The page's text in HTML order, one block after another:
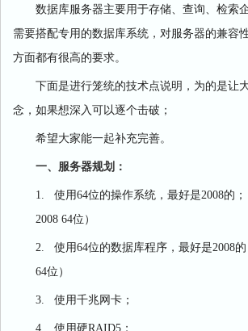
数据库服务器主要用于存储、查询、检索
需要搭配专用的数据库系统，对服务器的兼容
方面都有很高的要求。
下面是进行笼统的技术点说明，为的是让
念，如果想深入可以逐个击破；
希望大家能一起补充完善。
一、 服务器规划：
1. 使用64位的操作系统，最好是2008的；
2008 64位）
2. 使用64位的数据库程序，最好是2008
64位）
3. 使用千兆网卡；
4. 使用硬RAID5 ；